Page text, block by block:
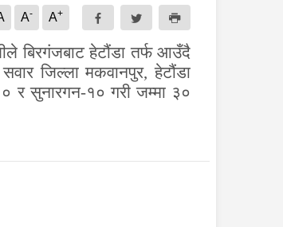
A- A+
बिरगंजबाट हेटौंडा तर्फ आउँदै
जिल्ला मकवानपुर, हेटौंडा
र सुनारगन-१० गरी जम्मा ३०